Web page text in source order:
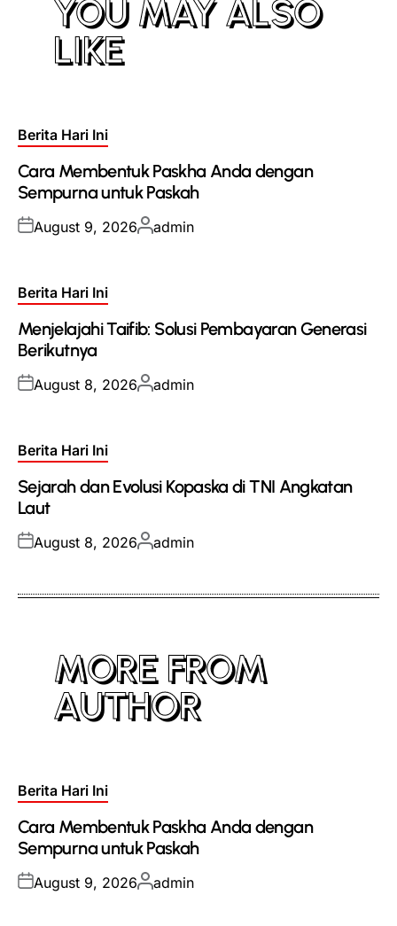
YOU MAY ALSO
LIKE
Posted
Berita Hari Ini
Cara Membentuk Paskha Anda dengan
Sempurna untuk Paskah
Posted
August 9, 2026Posted
admin
Posted
Berita Hari Ini
Menjelajahi Taifib: Solusi Pembayaran Generasi
Berikutnya
Posted
August 8, 2026Posted
admin
Posted
Berita Hari Ini
Sejarah dan Evolusi Kopaska di TNI Angkatan
Laut
Posted
August 8, 2026Posted
admin
MORE FROM
AUTHOR
Posted
Berita Hari Ini
Cara Membentuk Paskha Anda dengan
Sempurna untuk Paskah
Posted
August 9, 2026Posted
admin